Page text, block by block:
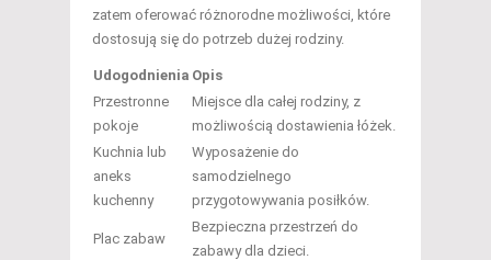
zatem oferować różnorodne możliwości, które
dostosują się do potrzeb dużej rodziny.
Udogodnienia Opis
Przestronne
pokoje
Miejsce dla całej rodziny, z
możliwością dostawienia łóżek.
Kuchnia lub
aneks
kuchenny
Wyposażenie do
samodzielnego
przygotowywania posiłków.
Plac zabaw
Bezpieczna przestrzeń do
zabawy dla dzieci.